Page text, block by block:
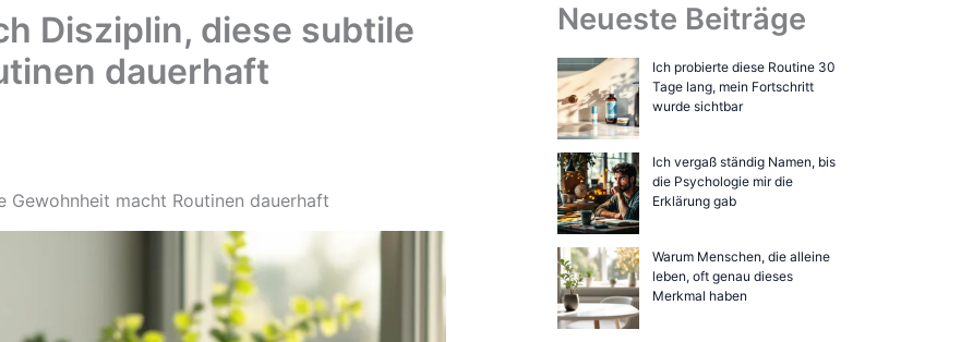
Disziplin, diese subtile
dauerhaft
macht Routinen dauerhaft
Neueste Beiträge
Ich probierte diese Routine 30
Tage lang, mein Fortschritt
wurde sichtbar
Ich vergaß ständig Namen, bis
die Psychologie mir die
Erklärung gab
Warum Menschen, die alleine
leben, oft genau dieses
Merkmal haben